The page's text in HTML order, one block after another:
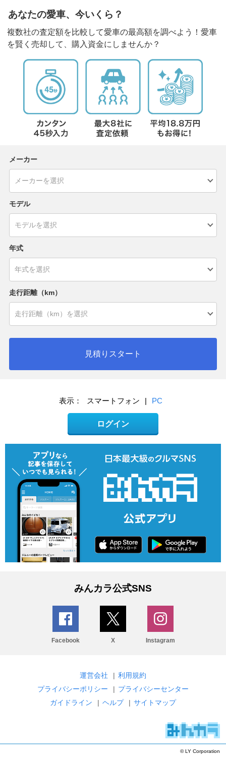
あなたの愛車、今いくら？
複数社の査定額を比較して愛車の最高額を調べよう！愛車
を賢く売却して、購入資金にしませんか？
メーカー
モデル
年式
走行距離（km）
見積りスタート
表示： スマートフォン | PC
ログイン
みんカラ公式SNS
Facebook X Instagram
運営会社 | 利用規約
プライバシーポリシー
| プライバシーセンター
ガイドライン
| ヘルプ | サイトマップ
© LY Corporation